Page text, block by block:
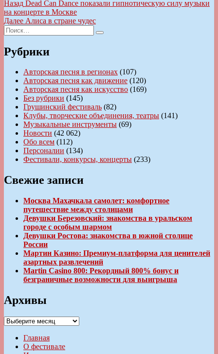
Навигация
по
записям
Назад Предыдущая
запись:
Dead Can Dance показали гипнотическую силу музыки
на концерте в Москве
Далее Следующая
Алиса в стране чудес
Искать:
Поиск
Рубрики
Авторская песня в регионах (107)
Авторская песня как движение (120)
Авторская песня как искусство (169)
Без рубрики (145)
Грушинский фестиваль (82)
Клубы, творческие объединения, театры (141)
Музыкальные инструменты (69)
Новости (42 062)
Обо всем (112)
Персоналии (134)
Фестивали, конкурсы, концерты (233)
Свежие записи
Москва Махачкала самолет: комфортное
путешествие между столицами
Девушки Березовский: знакомства в уральском
городе с особым шармом
Девушки Ростова: знакомства в южной столице
России
Мартин Казино: Премиум-платформа для ценителей
азартных развлечений
Martin Casino 800: Рекордный 800% бонус и
безграничные возможности для выигрыша
Архивы
Архивы
Главная
О фестивале